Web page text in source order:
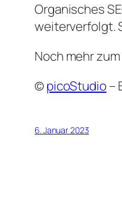
Organisches
weiterverfolgt.
Noch mehr
©picoStudio–
6. Januar 2023